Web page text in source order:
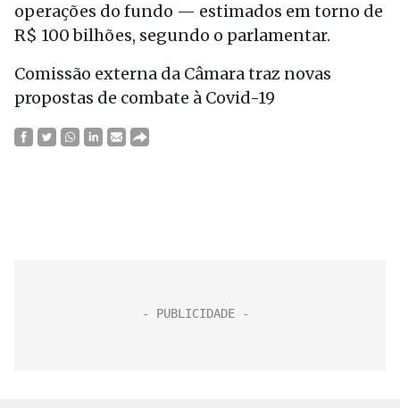
operações do fundo — estimados em torno de
R$ 100 bilhões, segundo o parlamentar.
Comissão externa da Câmara traz novas
propostas de combate à Covid-19